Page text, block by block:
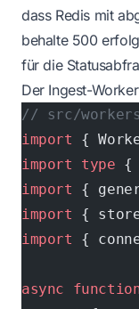
dass Redis mit
behalte 500
für die
Der Ingest-Worker
// src/
import {
import type {
import {
import {
import {
async